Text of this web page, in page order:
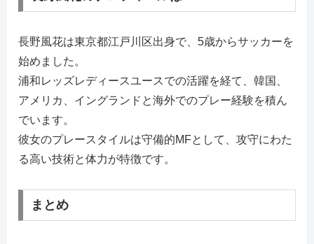
長野風花は東京都江戸川区出身で、5歳からサッカーを
始めました。
浦和レッズレディースユースでの活躍を経て、韓国、
アメリカ、イングランドと海外でのプレー経験を積ん
でいます。
彼女のプレースタイルは守備的MFとして、攻守にわた
る高い技術と体力が特徴です。
まとめ